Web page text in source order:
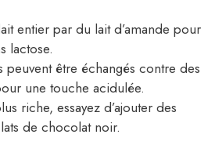
entier par du lait d’amande pour
lactose.
peuvent être échangés contre des
une touche acidulée.
riche, essayez d’ajouter des
de chocolat noir.